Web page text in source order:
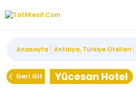
Anasayfa Antalya, Türkiye Otelleri
Geri Git
Yücesan Hotel